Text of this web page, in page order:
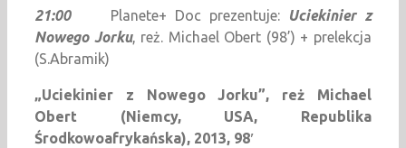
21:00 Planete+ Doc prezentuje:
Uciekinier z
Nowego Jorku, reż. Michael Obert (98’) + prelekcja
(S.Abramik)
„Uciekinier z Nowego Jorku”, reż Michael
Obert (Niemcy, USA, Republika
Środkowoafrykańska), 2013, 98′